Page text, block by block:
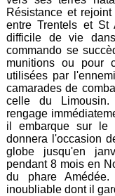
Résistance et
entre Trentels et St
difficile de vie
commando se
munitions ou pour
utilisées par
camarades de
celle du
rengage
il embarque sur le
donnera l'occasion
globe jusqu'en
pendant 8 mois en
du phare
inoubliable dont il